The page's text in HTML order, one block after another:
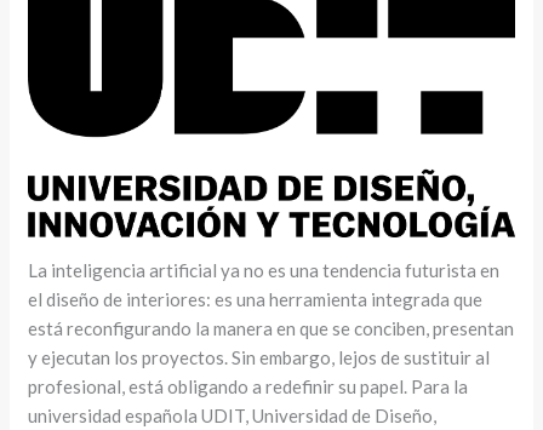
La inteligencia artificial ya no es una tendencia futurista en
el diseño de interiores: es una herramienta integrada que
está reconfigurando la manera en que se conciben, presentan
y ejecutan los proyectos. Sin embargo, lejos de sustituir al
profesional, está obligando a redefinir su papel. Para la
universidad española UDIT, Universidad de Diseño,